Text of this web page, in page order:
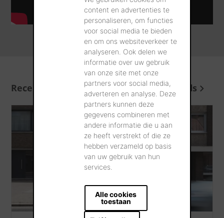
content en advertenties te
personaliseren, om functies
voor social media te bieden
en om ons websiteverkeer te
analyseren. Ook delen we
informatie over uw gebruik
van onze site met onze
partners voor social media,
adverteren en analyse. Deze
partners kunnen deze
gegevens combineren met
andere informatie die u aan
ze heeft verstrekt of die ze
hebben verzameld op basis
van uw gebruik van hun
services.
Alle cookies
toestaan
Recente artikels Meer artikels